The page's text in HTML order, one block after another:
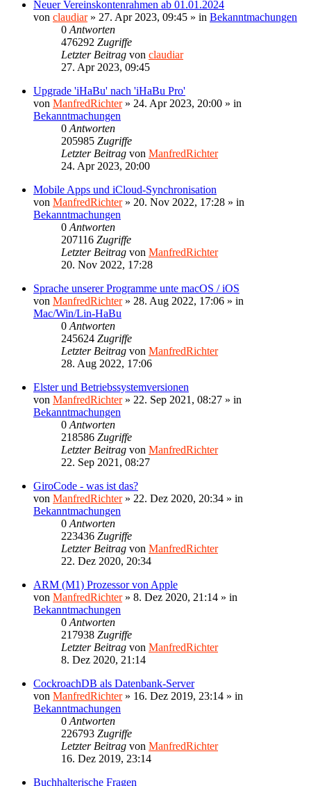
Neuer Vereinskontenrahmen ab 01.01.2024
von claudiar» 27. Apr 2023, 09:45 » in Bekanntmachungen
0 Antworten
476292 Zugriffe
Letzter Beitrag von claudiar
27. Apr 2023, 09:45
Upgrade 'iHaBu' nach 'iHaBu Pro'
von ManfredRichter» 24. Apr 2023, 20:00 » in
Bekanntmachungen
0 Antworten
205985 Zugriffe
Letzter Beitrag von ManfredRichter
24. Apr 2023, 20:00
Mobile Apps und iCloud-Synchronisation
von ManfredRichter» 20. Nov 2022, 17:28 » in
Bekanntmachungen
0 Antworten
207116 Zugriffe
Letzter Beitrag von ManfredRichter
20. Nov 2022, 17:28
Sprache unserer Programme unte macOS / iOS
von ManfredRichter» 28. Aug 2022, 17:06 » in
Mac/Win/Lin-HaBu
0 Antworten
245624 Zugriffe
Letzter Beitrag von ManfredRichter
28. Aug 2022, 17:06
Elster und Betriebssystemversionen
von ManfredRichter» 22. Sep 2021, 08:27 » in
Bekanntmachungen
0 Antworten
218586 Zugriffe
Letzter Beitrag von ManfredRichter
22. Sep 2021, 08:27
GiroCode - was ist das?
von ManfredRichter» 22. Dez 2020, 20:34 » in
Bekanntmachungen
0 Antworten
223436 Zugriffe
Letzter Beitrag von ManfredRichter
22. Dez 2020, 20:34
ARM (M1) Prozessor von Apple
von ManfredRichter» 8. Dez 2020, 21:14 » in
Bekanntmachungen
0 Antworten
217938 Zugriffe
Letzter Beitrag von ManfredRichter
8. Dez 2020, 21:14
CockroachDB als Datenbank-Server
von ManfredRichter» 16. Dez 2019, 23:14 » in
Bekanntmachungen
0 Antworten
226793 Zugriffe
Letzter Beitrag von ManfredRichter
16. Dez 2019, 23:14
Buchhalterische Fragen